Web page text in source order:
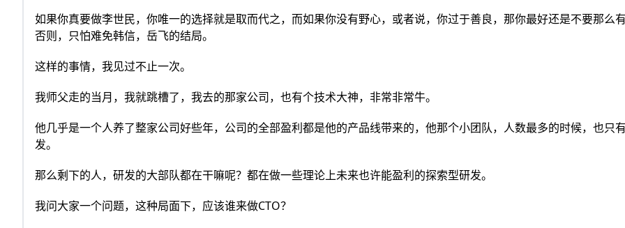
如果你真要做李世民，你唯一的选择就是取而代之，而如果你没有野心，或者说，你过于善良，那你最好还是不要那么
否则，只怕难免韩信，岳飞的结局。
这样的事情，我见过不止一次。
我师父走的当月，我就跳槽了，我去的那家公司，也有个技术大神，非常非常牛。
他几乎是一个人养了整家公司好些年，公司的全部盈利都是他的产品线带来的，他那个小团队，人数最多的时候，也只
发。
那么剩下的人，研发的大部队都在干嘛呢？都在做一些理论上未来也许能盈利的探索型研发。
我问大家一个问题，这种局面下，应该谁来做CTO？